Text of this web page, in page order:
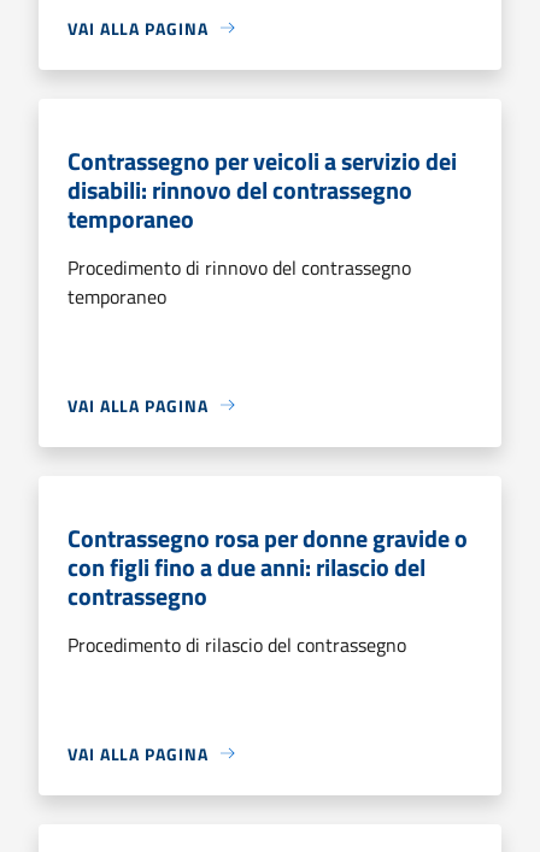
VAI ALLA PAGINA
Contrassegno per veicoli a servizio dei
disabili: rinnovo del contrassegno
temporaneo
Procedimento di rinnovo del contrassegno
temporaneo
VAI ALLA PAGINA
Contrassegno rosa per donne gravide o
con figli fino a due anni: rilascio del
contrassegno
Procedimento di rilascio del contrassegno
VAI ALLA PAGINA